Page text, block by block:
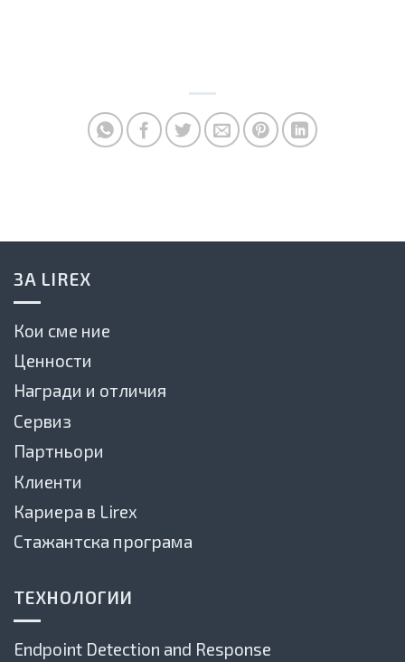
ЗА LIREX
Кои сме ние
Ценности
Награди и отличия
Сервиз
Партньори
Клиенти
Кариера в Lirex
Стажантска програма
ТЕХНОЛОГИИ
Endpoint Detection and Response